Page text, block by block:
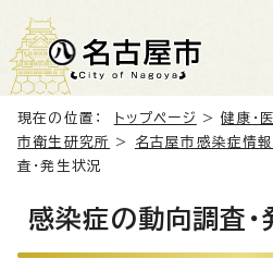
現在の位置： トップページ >健康・
市衛生研究所 > 名古屋市感染症情報
査・発生状況
感染症の動向調査・